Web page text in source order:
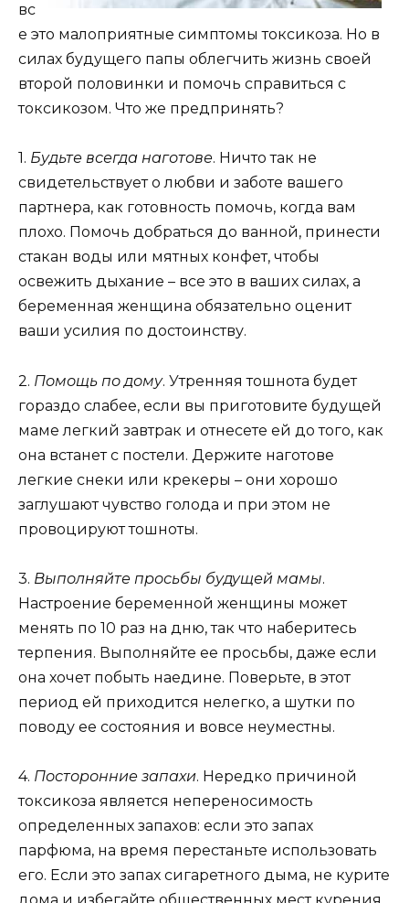
вс
е это малоприятные симптомы токсикоза. Но в
силах будущего папы облегчить жизнь своей
второй половинки и помочь справиться с
токсикозом. Что же предпринять?
1. Будьте всегда наготове. Ничто так не
свидетельствует о любви и заботе вашего
партнера, как готовность помочь, когда вам
плохо. Помочь добраться до ванной, принести
стакан воды или мятных конфет, чтобы
освежить дыхание – все это в ваших силах, а
беременная женщина обязательно оценит
ваши усилия по достоинству.
2. Помощь по дому. Утренняя тошнота будет
гораздо слабее, если вы приготовите будущей
маме легкий завтрак и отнесете ей до того, как
она встанет с постели. Держите наготове
легкие снеки или крекеры – они хорошо
заглушают чувство голода и при этом не
провоцируют тошноты.
3. Выполняйте просьбы будущей мамы.
Настроение беременной женщины может
менять по 10 раз на дню, так что наберитесь
терпения. Выполняйте ее просьбы, даже если
она хочет побыть наедине. Поверьте, в этот
период ей приходится нелегко, а шутки по
поводу ее состояния и вовсе неуместны.
4. Посторонние запахи. Нередко причиной
токсикоза является непереносимость
определенных запахов: если это запах
парфюма, на время перестаньте использовать
его. Если это запах сигаретного дыма, не курите